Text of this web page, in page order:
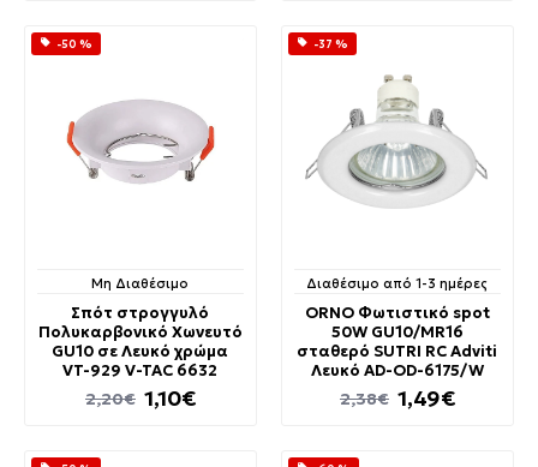
-50 %
Μη Διαθέσιμο
Σπότ στρογγυλό
Πολυκαρβονικό Χωνευτό
GU10 σε Λευκό χρώμα
VT-929 V-TAC 6632
1,10€
2,20€
-37 %
Διαθέσιμο από 1-3 ημέρες
ORNO Φωτιστικό spot
50W GU10/MR16
σταθερό SUTRI RC Adviti
Λευκό AD-OD-6175/W
1,49€
2,38€